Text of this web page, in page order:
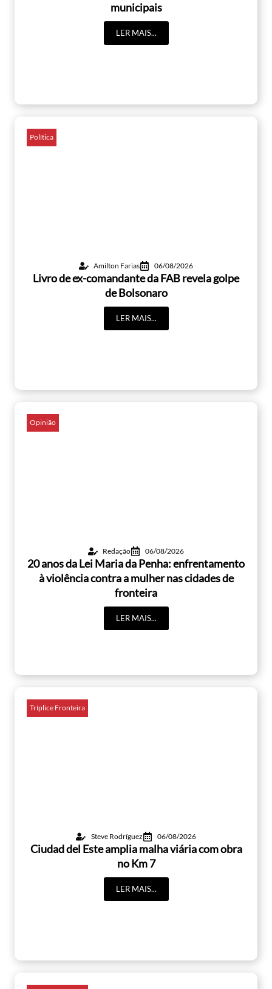
municipais
LER MAIS...
Política
Amilton Farias 06/08/2026
Livro de ex-comandante da FAB revela golpe
de Bolsonaro
LER MAIS...
Opinião
Redação 06/08/2026
20 anos da Lei Maria da Penha: enfrentamento
à violência contra a mulher nas cidades de
fronteira
LER MAIS...
Tríplice Fronteira
Steve Rodríguez 06/08/2026
Ciudad del Este amplia malha viária com obra
no Km 7
LER MAIS...